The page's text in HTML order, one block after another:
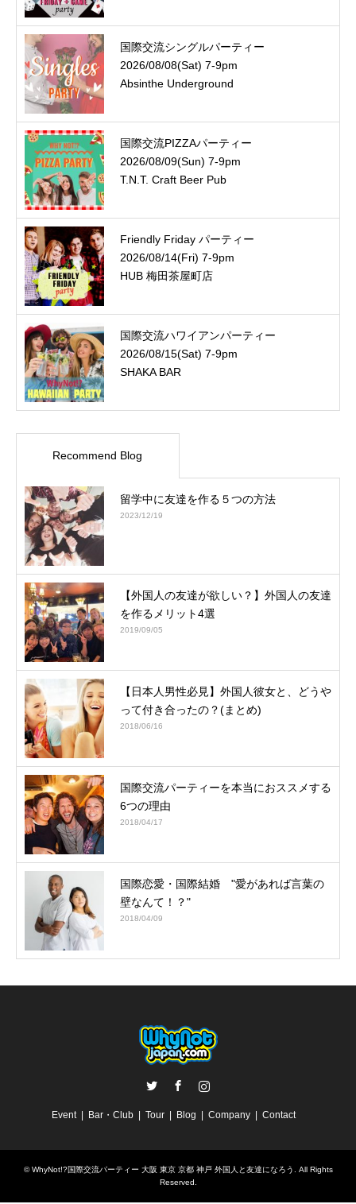
国際交流シングルパーティー
2026/08/08(Sat) 7-9pm
Absinthe Underground
国際交流PIZZAパーティー
2026/08/09(Sun) 7-9pm
T.N.T. Craft Beer Pub
Friendly Friday パーティー
2026/08/14(Fri) 7-9pm
HUB 梅田茶屋町店
国際交流ハワイアンパーティー
2026/08/15(Sat) 7-9pm
SHAKA BAR
Recommend Blog
留学中に友達を作る５つの方法
2023/12/19
【外国人の友達が欲しい？】外国人の友達
を作るメリット4選
2019/09/05
【日本人男性必見】外国人彼女と、どうや
って付き合ったの？(まとめ)
2018/06/16
国際交流パーティーを本当におススメする
6つの理由
2018/04/17
国際恋愛・国際結婚 "愛があれば言葉の
壁なんて！？"
2018/04/09
Event Bar・Club Tour Blog Company Contact
©WhyNot!?国際交流パーティー 大阪 東京 京都 神戸 外国人と友達になろう. All Rights
Reserved.